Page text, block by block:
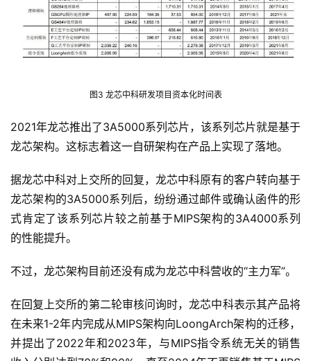
图3 龙芯中科研发项目资本化时间表
2021年龙芯推出了3A5000系列芯片，该系列芯片就是基于
龙芯架构。这标志着这一自研架构在产品上实现了落地。
据龙芯中科对上交所的回复，龙芯中科原有的客户转向基于
龙芯架构的3A5000系列后，纷纷通过邮件或确认函件的形
式肯定了该系列芯片较之前基于MIPS架构的3A4000系列
的性能提升。
不过，龙芯架构目前还没有成为龙芯中科营收的“主力军”。
在回复上交所的第二轮审核问询时，龙芯中科表示其产品将
在未来1-2年内完成从MIPS架构向LoongArch架构的迁移，
并提出了2022年和2023年，与MIPS指令系统无关的销售